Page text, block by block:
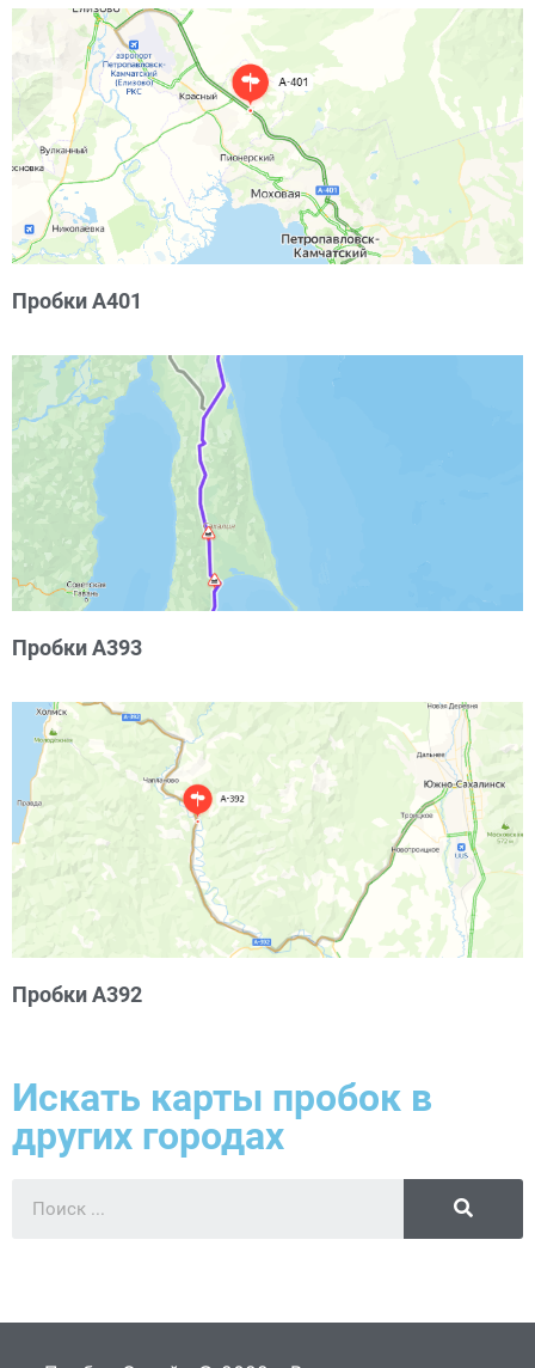
Пробки А401
Пробки А393
Пробки А392
Искать карты пробок в
других городах